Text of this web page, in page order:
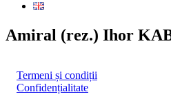
Amiral (rez.) Ihor
Termeni și condiții
Confidențialitate